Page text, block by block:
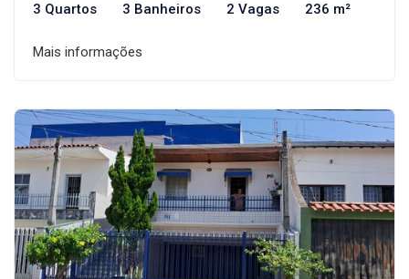
3 Quartos 3 Banheiros 2 Vagas 236 m²
Mais informações